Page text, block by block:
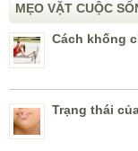
MẸO VẶT CUỘC
Cách khống
Trạng thái